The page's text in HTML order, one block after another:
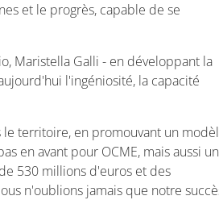
et le progrès, capable de se
Maristella Galli - en développant la
l'ingéniosité, la capacité
territoire, en promouvant un
en avant pour OCME, mais aussi un
530 millions d'euros et des
n'oublions jamais que notre